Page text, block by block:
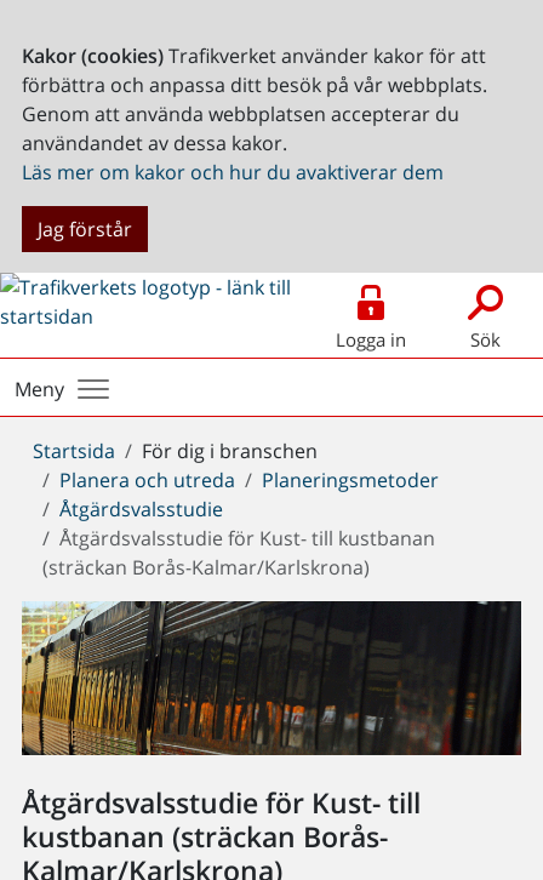
Kakor (cookies)Trafikverket använder kakor för att
förbättra och anpassa ditt besök på vår webbplats.
Genom att använda webbplatsen accepterar du
användandet av dessa kakor.
Läs mer om kakor och hur du avaktiverar dem
Jag förstår
Logga in Sök
Meny
Du
är
här:
Startsida
För dig i branschen
Planera och utreda
Planeringsmetoder
Åtgärdsvalsstudie
Åtgärdsvalsstudie för Kust- till kustbanan
(sträckan Borås-Kalmar/Karlskrona)
Åtgärdsvalsstudie för Kust- till
kustbanan (sträckan Borås-
Kalmar/Karlskrona)